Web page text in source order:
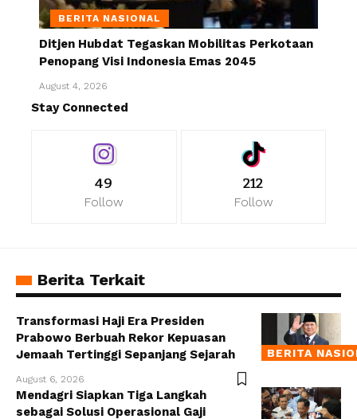
BERITA NASIONAL
Ditjen Hubdat Tegaskan Mobilitas Perkotaan
Penopang Visi Indonesia Emas 2045
August 4, 2026
Stay Connected
49
Follow
212
Follow
Berita Terkait
BERITA
Transformasi Haji Era Presiden
Prabowo Berbuah Rekor Kepuasan
Jemaah Tertinggi Sepanjang Sejarah
August 6, 2026
Mendagri Siapkan Tiga Langkah
sebagai Solusi Operasional Gaji